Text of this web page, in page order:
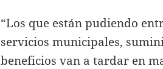
“Los que están pudiendo
servicios municipales,
beneficios van a tardar en